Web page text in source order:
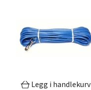
Legg i handlekurv